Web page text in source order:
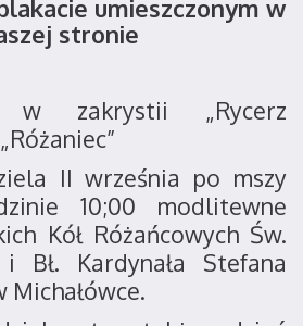
umieszczonym w
stronie
zakrystii „Rycerz
II września po mszy
10;00 modlitewne
Kół Różańcowych Św.
Bł. Kardynała Stefana
Michałówce.